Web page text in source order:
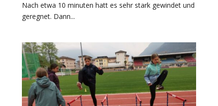
Nach etwa 10 minuten hatt es sehr stark gewindet und
geregnet. Dann...